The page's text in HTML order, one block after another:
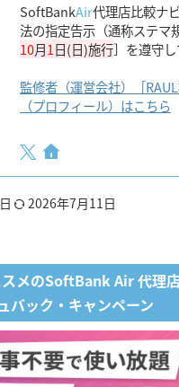
SoftBankAir代理店比較ナ
法の指定告示（通称ステマ
10月1 日(日)施行］を遵守し
監修者（運営会社）［
（プロフィール）はこちら
2026年7月11日
スメのSoftBank Air 代理
バック・キャンペーン